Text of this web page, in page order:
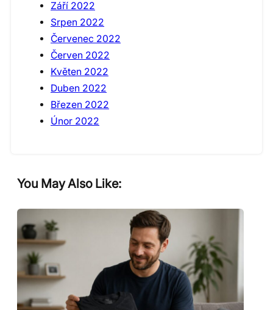
Září 2022
Srpen 2022
Červenec 2022
Červen 2022
Květen 2022
Duben 2022
Březen 2022
Únor 2022
You May Also Like: